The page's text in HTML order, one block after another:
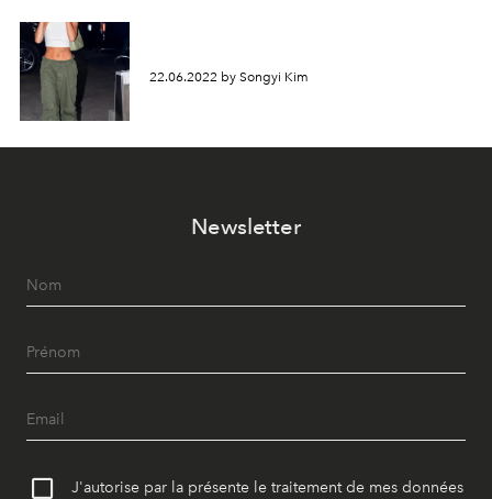
22.06.2022 by Songyi Kim
Newsletter
J'autorise par la présente le traitement de mes données